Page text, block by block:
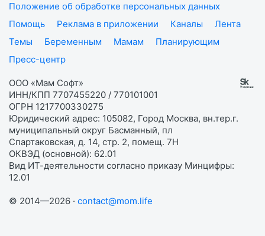
Положение об обработке персональных данных
Помощь
Реклама в приложении Каналы
Лента
Темы
Беременным Мамам
Планирующим
Пресс-центр
ООО «Мам Софт»
ИНН/КПП 7707455220 / 770101001
ОГРН 1217700330275
Юридический адрес: 105082, Город Москва, вн.тер.г.
муниципальный округ Басманный, пл
Спартаковская, д. 14, стр. 2, помещ. 7Н
ОКВЭД (основной): 62.01
Вид ИТ-деятельности согласно приказу Минцифры:
12.01
© 2014—2026 · contact@mom.life